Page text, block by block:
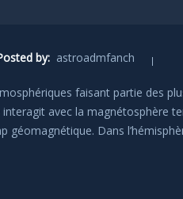
by: astroadmfanch
faisant partie des
avec la magnétosphère
géomagnétique. Dans